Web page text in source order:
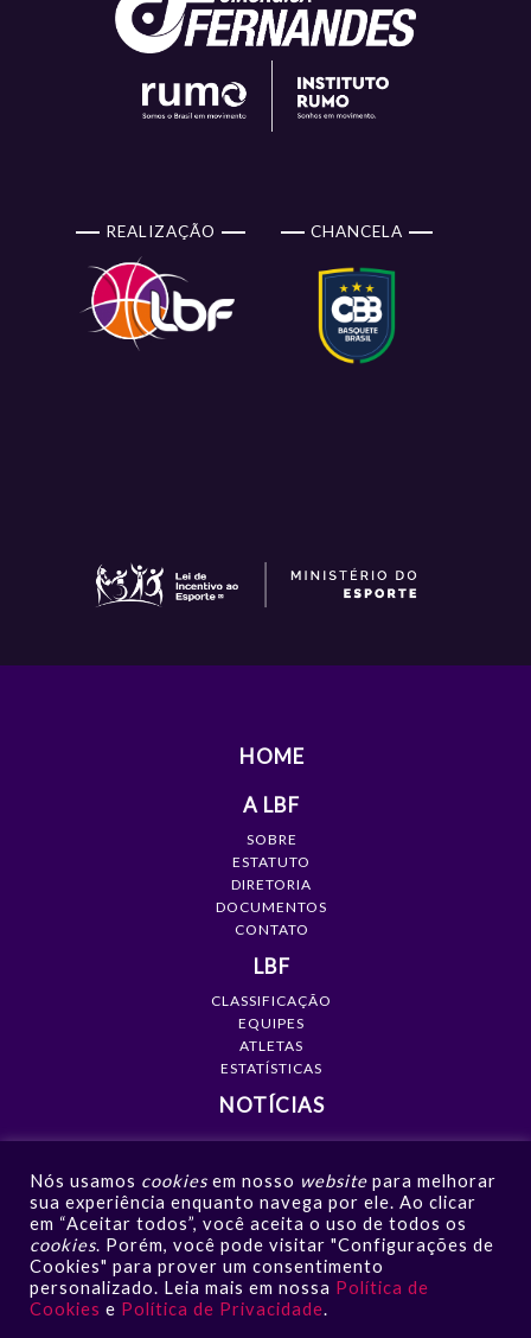
REALIZAÇÃO CHANCELA
HOME
A LBF
SOBRE
ESTATUTO
DIRETORIA
DOCUMENTOS
CONTATO
LBF
CLASSIFICAÇÃO
EQUIPES
ATLETAS
ESTATÍSTICAS
NOTÍCIAS
GALERIAS
VÍDEOS
NOTÍCIAS
CONTATO
Nós usamos cookies em nosso website para melhorar
sua experiência enquanto navega por ele. Ao clicar
em “Aceitar todos”, você aceita o uso de todos os
cookies. Porém, você pode visitar "Configurações de
Cookies" para prover um consentimento
personalizado. Leia mais em nossa Política de
Cookies e Política de Privacidade.